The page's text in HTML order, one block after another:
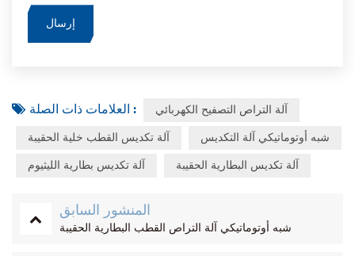
العلامات ذات الصلة : آلة التراص التصفيح الكهربائي
آلة تكديس القطب خلية الحقيبة شبه أوتوماتيكي آلة التكديس
آلة تكديس بطارية الليثيوم آلة تكديس البطارية الحقيبة
المنشور السابق
شبه أوتوماتيكي آلة التراص القطب البطارية الحقيبة